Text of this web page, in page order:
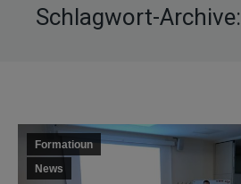
Schlagwort-Archive:
Formatioun
News